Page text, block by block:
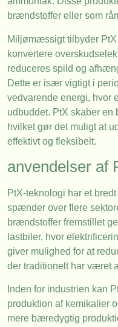
brændstoffer eller som
Miljømæssigt tilbyder
konvertere
reduceres spild og
Dette er især vigtigt i
vedvarende energi, hvor
udbuddet. PtX skaber en
hvilket gør det muligt at
effektivt og fleksibelt.
anvendelser af
PtX-teknologi har et
spænder over flere
brændstoffer fremstillet
lastbiler, hvor
giver mulighed for at
der traditionelt har været
Inden for industrien kan
produktion af kemikalier
mere bæredygtig